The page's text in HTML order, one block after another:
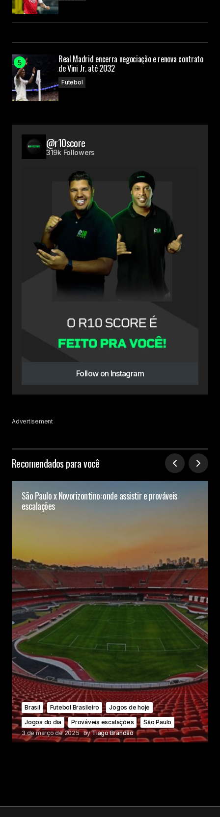
Real Madrid encerra negociação e renova contrato
de Vini Jr. até 2032
Futebol
@r10score
319k Followers
Follow on Instagram
Advertisement
Recomendados para você
São Paulo x Novorizontino: onde assistir e prováveis
escalações
Brasil Futebol Brasileiro
Jogos de hoje
Jogos do dia
Prováveis escalações
São Paulo
3 de março de 2025 byTiago Brandão